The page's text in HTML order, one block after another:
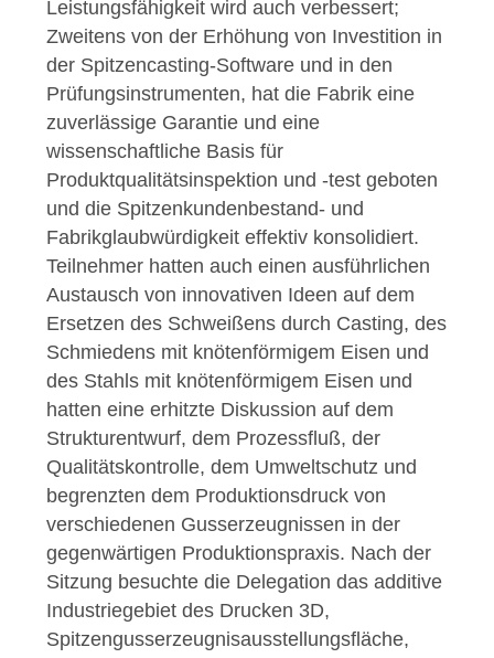
Leistungsfähigkeit wird auch verbessert;
Zweitens von der Erhöhung von Investition in
der Spitzencasting-Software und in den
Prüfungsinstrumenten, hat die Fabrik eine
zuverlässige Garantie und eine
wissenschaftliche Basis für
Produktqualitätsinspektion und -test geboten
und die Spitzenkundenbestand- und
Fabrikglaubwürdigkeit effektiv konsolidiert.
Teilnehmer hatten auch einen ausführlichen
Austausch von innovativen Ideen auf dem
Ersetzen des Schweißens durch Casting, des
Schmiedens mit knötenförmigem Eisen und
des Stahls mit knötenförmigem Eisen und
hatten eine erhitzte Diskussion auf dem
Strukturentwurf, dem Prozessfluß, der
Qualitätskontrolle, dem Umweltschutz und
begrenzten dem Produktionsdruck von
verschiedenen Gusserzeugnissen in der
gegenwärtigen Produktionspraxis. Nach der
Sitzung besuchte die Delegation das additive
Industriegebiet des Drucken 3D,
Spitzengusserzeugnisausstellungsfläche,